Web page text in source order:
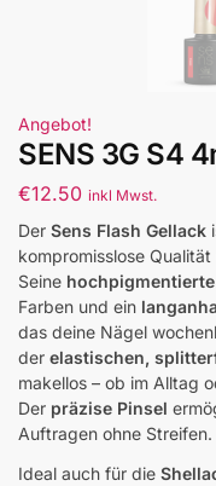
Angebot!
SENS 3G S4
€12.50 inkl Mwst.
Der Sens Flash Gellack
kompromisslose
Seine
Farben und ein
das deine Nägel
der elastischen,
makellos – ob im Alltag
Der präzise Pinsel
Auftragen ohne Streifen.
Ideal auch für die